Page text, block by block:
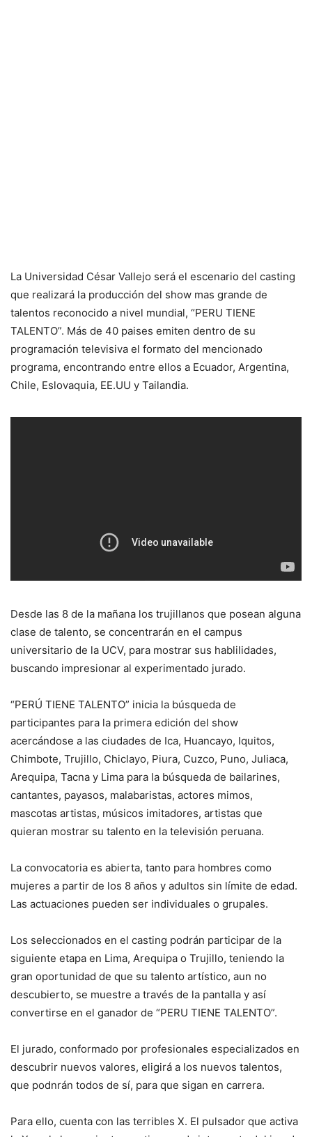
La Universidad César Vallejo será el escenario del casting
que realizará la producción del show mas grande de
talentos reconocido a nivel mundial, “PERU TIENE
TALENTO”. Más de 40 paises emiten dentro de su
programación televisiva el formato del mencionado
programa, encontrando entre ellos a Ecuador, Argentina,
Chile, Eslovaquia, EE.UU y Tailandia.
Desde las 8 de la mañana los trujillanos que posean alguna
clase de talento, se concentrarán en el campus
universitario de la UCV, para mostrar sus hablilidades,
buscando impresionar al experimentado jurado.
“PERÚ TIENE TALENTO” inicia la búsqueda de
participantes para la primera edición del show
acercándose a las ciudades de Ica, Huancayo, Iquitos,
Chimbote, Trujillo, Chiclayo, Piura, Cuzco, Puno, Juliaca,
Arequipa, Tacna y Lima para la búsqueda de bailarines,
cantantes, payasos, malabaristas, actores mimos,
mascotas artistas, músicos imitadores, artistas que
quieran mostrar su talento en la televisión peruana.
La convocatoria es abierta, tanto para hombres como
mujeres a partir de los 8 años y adultos sin límite de edad.
Las actuaciones pueden ser individuales o grupales.
Los seleccionados en el casting podrán participar de la
siguiente etapa en Lima, Arequipa o Trujillo, teniendo la
gran oportunidad de que su talento artístico, aun no
descubierto, se muestre a través de la pantalla y así
convertirse en el ganador de “PERU TIENE TALENTO”.
El jurado, conformado por profesionales especializados en
descubrir nuevos valores, eligirá a los nuevos talentos,
que podnrán todos de sí, para que sigan en carrera.
Para ello, cuenta con las terribles X. El pulsador que activa